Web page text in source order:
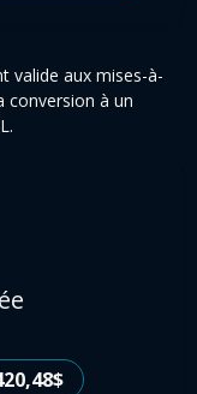
valide aux mises-à-
conversion à un